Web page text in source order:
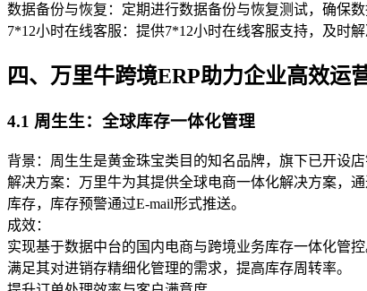
数据备份与恢复：定期进行数据备份与恢复测试，确保数
7*12小时在线客服：提供7*12小时在线客服支持，及时
四、万里牛跨境ERP助力企业高效运
4.1 周生生：全球库存一体化管理
背景：周生生是黄金珠宝类目的知名品牌，旗下已开设
解决方案：万里牛为其提供全球电商一体化解决方案，
库存，库存预警通过E-mail形式推送。
成效：
实现基于数据中台的国内电商与跨境业务库存一体化管控
满足其对进销存精细化管理的需求，提高库存周转率。